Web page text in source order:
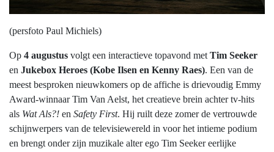
(persfoto Paul Michiels)
Op 4 augustus volgt een interactieve topavond metTim Seeker
en Jukebox Heroes (Kobe Ilsen en Kenny Raes). Een van de
meest besproken nieuwkomers op de affiche is drievoudig Emmy
Award-winnaar Tim Van Aelst, het creatieve brein achter tv-hits
als Wat Als?! en Safety First. Hij ruilt deze zomer de vertrouwde
schijnwerpers van de televisiewereld in voor het intieme podium
en brengt onder zijn muzikale alter ego Tim Seeker eerlijke